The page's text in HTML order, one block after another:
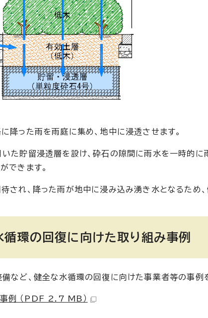
降った雨を雨庭に集め、地中に浸透させます。
た貯留浸透層を設け、砕石の隙間に雨水を一時的に
できます。
され、降った雨が地中に浸み込み湧き水となるため
環の回復に向けた取り組み事例
など、健全な水循環の回復に向けた事業者等の事例
例 （PDF 2.7 MB）